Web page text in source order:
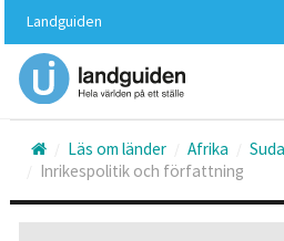
huvudinnehållet
Landguiden
Läs om länder Afrika
Inrikespolitik och författning